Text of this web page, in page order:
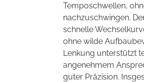
Temposchwellen,
nachzuschwingen.
schnelle
ohne wilde
Lenkung unterstützt
angenehmem
guter Präzision.